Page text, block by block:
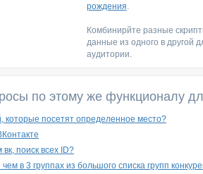
рождения.
Комбинирйте разные
данные из одного в другой
аудитории.
по этому же функционалу
которые посетят определенное место?
поиск всех ID?
в 3 группах из большого списка групп